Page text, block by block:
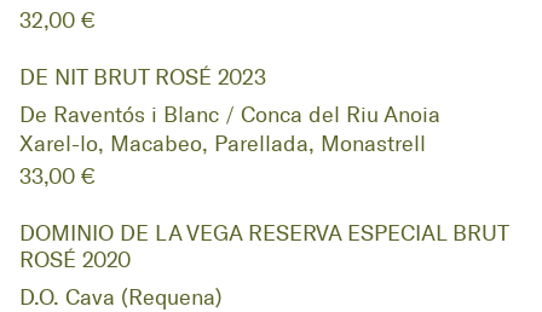
32,00 €
DE NIT BRUT ROSÉ 2023
De Raventós i Blanc / Conca del Riu Anoia
Xarel-lo, Macabeo, Parellada, Monastrell
33,00 €
DOMINIO DE LA VEGA RESERVA ESPECIAL BRUT
ROSÉ 2020
D.O. Cava (Requena)